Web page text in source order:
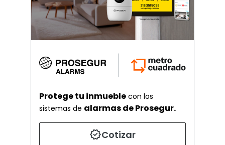
Protege tu inmueble con los
sistemas de alarmas de Prosegur.
Cotizar